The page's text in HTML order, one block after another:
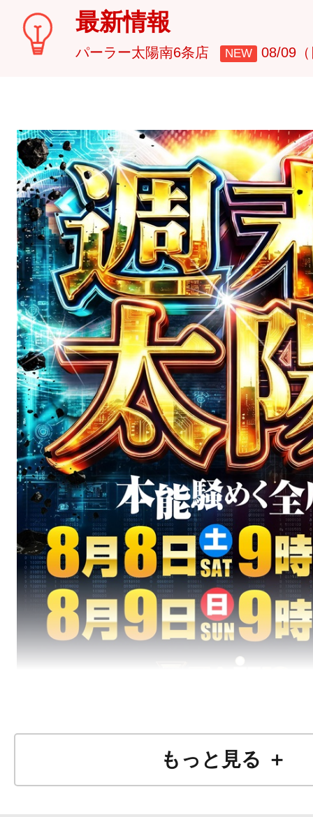
最新情報
パーラー太陽南6条店 NEW 08/09
もっと見る ＋